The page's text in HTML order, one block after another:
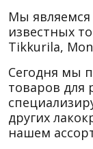
Мы
известных
Tikkurila,
Сегодня мы
товаров для
других
нашем